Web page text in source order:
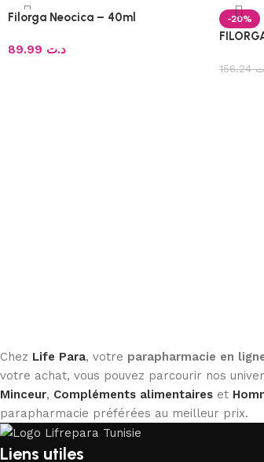
Filorga Neocica – 40ml
د.ت
-20%
156.24
Chez Life Para, votre parapharmacie en
votre achat, vous pouvez parcourir nos
Minceur, Compléments alimentaires et
parapharmacie préférées au meilleur prix.
Liens utiles